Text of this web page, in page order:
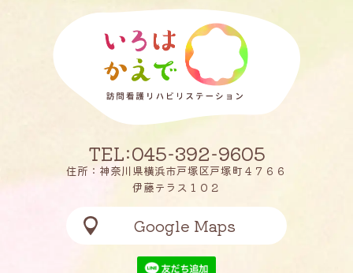
TEL:045-392-9605
住所：神奈川県横浜市戸塚区戸塚町４７６６
伊藤テラス１０２
Google Maps